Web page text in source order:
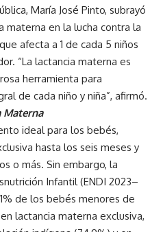
María José Pinto, subrayó
materna en la lucha contra la
afecta a 1 de cada 5 niños
“La lactancia materna es
herramienta para
de cada niño y niña”, afirmó.
Materna
ideal para los bebés,
hasta los seis meses y
o más. Sin embargo, la
Infantil (ENDI 2023–
de los bebés menores de
lactancia materna exclusiva,